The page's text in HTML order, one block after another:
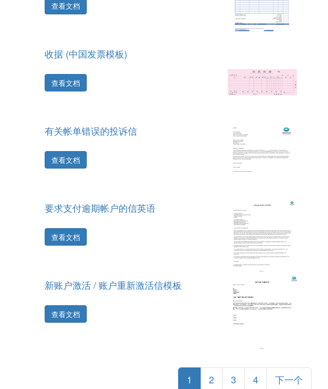
查看文档
收据 (中国发票模板)
查看文档
有关帐单错误的投诉信
查看文档
要求支付逾期帐户的信英语
查看文档
新账户激活 / 账户重新激活信模板
查看文档
1 2 3 4 下一个